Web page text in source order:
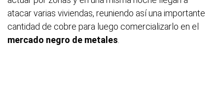
atacar varias viviendas, reuniendo así una importante
cantidad de cobre para luego comercializarlo en el
mercado negro de metales